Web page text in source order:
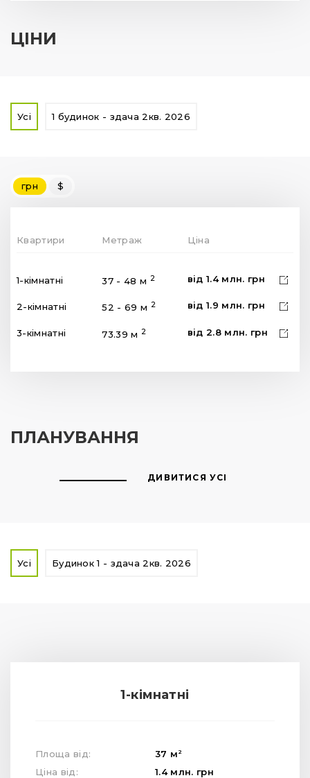
ЦІНИ
Усі 1 будинок - здача 2кв. 2026
грн $
Квартири Метраж Ціна
1-кімнатні 37 - 48 м 2 від 1.4 млн. грн
2-кімнатні 52 - 69 м 2 від 1.9 млн. грн
3-кімнатні 73.39 м 2 від 2.8 млн. грн
ПЛАНУВАННЯ
ДИВИТИСЯ УСІ
Усі Будинок 1 - здача 2кв. 2026
1-кімнатні
Площа від: 37 м 2
Ціна від: 1.4 млн. грн